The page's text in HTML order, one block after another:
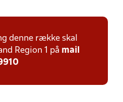
denne række skal
Region 1 på mail